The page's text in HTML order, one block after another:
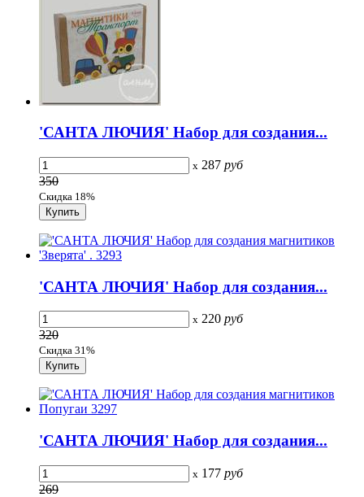
'САНТА ЛЮЧИЯ' Набор для создания...
x 287 руб
350
Скидка 18%
'САНТА ЛЮЧИЯ' Набор для создания...
x 220 руб
320
Скидка 31%
'САНТА ЛЮЧИЯ' Набор для создания...
x 177 руб
269